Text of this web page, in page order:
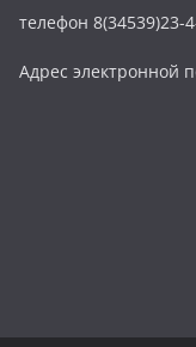
телефон 8(34539)23-
Адрес электронной